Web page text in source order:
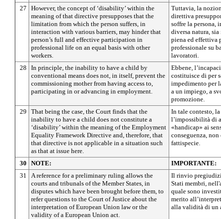
27
However, the concept of ‘disability’ within the
meaning of that directive presupposes that the
limitation from which the person suffers, in
interaction with various barriers, may hinder that
person’s full and effective participation in
professional life on an equal basis with other
workers.
Tuttavia, la
direttiva
soffre la persona,
diversa natura,
piena ed effettiva
professionale su
lavoratori.
28
In principle, the inability to have a child by
conventional means does not, in itself, prevent the
commissioning mother from having access to,
participating in or advancing in employment.
Ebbene,
costituisce di per
impedimento per
a un impiego, a
promozione.
29
That being the case, the Court finds that the
inability to have a child does not constitute a
‘disability’ within the meaning of the Employment
Equality Framework Directive and, therefore, that
that directive is not applicable in a situation such
as that at issue here.
In tale contesto,
l’impossibilità di
«handicap» ai
conseguenza,
fattispecie.
30 NOTE:
IMPORTANTE:
31
A reference for a preliminary ruling allows the
courts and tribunals of the Member States, in
disputes which have been brought before them, to
refer questions to the Court of Justice about the
interpretation of European Union law or the
validity of a European Union act.
Il rinvio
Stati membri,
quale sono
merito
alla validità di un